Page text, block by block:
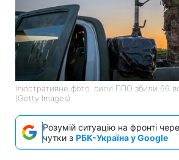
Ілюстративне фото: сили ППО збили 66
(Getty Images)
Розумій ситуацію на фронті
чутки з РБК-Україна у Google